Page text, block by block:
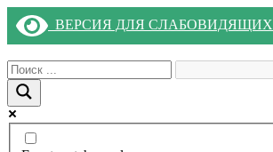
ВЕРСИЯ ДЛЯ СЛАБОВИДЯЩИХ